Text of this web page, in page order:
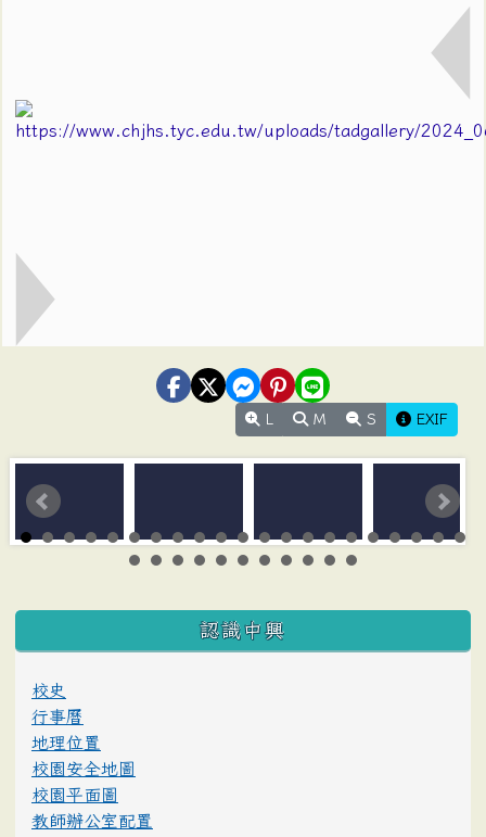
M S EXIF
:::
認識中興
校史
行事曆
地理位置
校園安全地圖
校園平面圖
教師辦公室配置